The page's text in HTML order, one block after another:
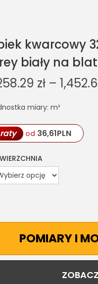
kwarcowy
biały na
zł –
miary: m²
raty od 36,61PLN
POMIARY I